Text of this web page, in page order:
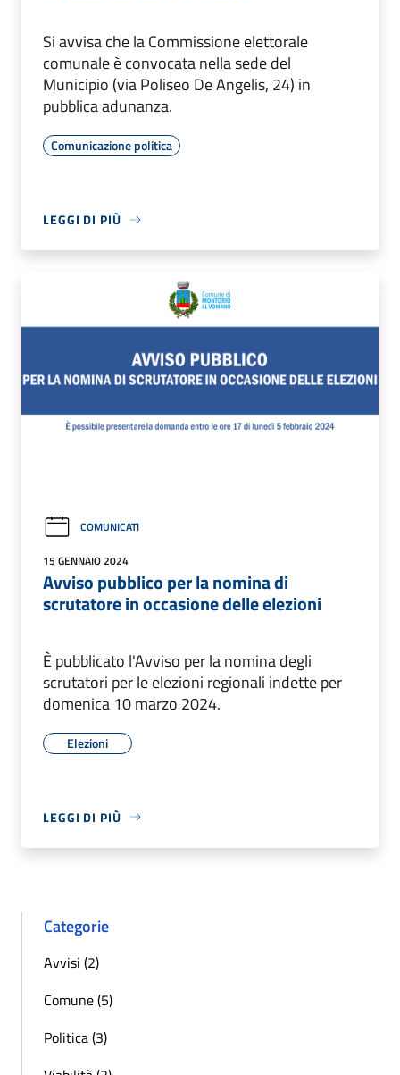
Si avvisa che la Commissione elettorale
comunale è convocata nella sede del
Municipio (via Poliseo De Angelis, 24) in
pubblica adunanza.
Comunicazione politica
LEGGI DI PIÙ
COMUNICATI
15 GENNAIO 2024
Avviso pubblico per la nomina di
scrutatore in occasione delle elezioni
È pubblicato l'Avviso per la nomina degli
scrutatori per le elezioni regionali indette per
domenica 10 marzo 2024.
Elezioni
LEGGI DI PIÙ
Categorie
Avvisi (2)
Comune (5)
Politica (3)